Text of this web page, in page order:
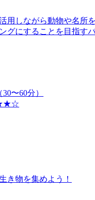
用しながら動物や名所
グにすることを目指す
〜60分）
き物を集めよう！